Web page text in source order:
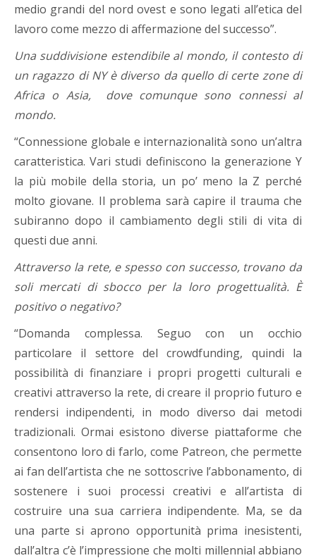
medio grandi del nord ovest e sono legati all’etica del
lavoro come mezzo di affermazione del successo”.
Una suddivisione estendibile al mondo, il contesto di
un ragazzo di NY è diverso da quello di certe zone di
Africa o Asia, dove comunque sono connessi al
mondo.
“Connessione globale e internazionalità sono un’altra
caratteristica. Vari studi definiscono la generazione Y
la più mobile della storia, un po’ meno la Z perché
molto giovane. Il problema sarà capire il trauma che
subiranno dopo il cambiamento degli stili di vita di
questi due anni.
Attraverso la rete, e spesso con successo, trovano da
soli mercati di sbocco per la loro progettualità. È
positivo o negativo?
“Domanda complessa. Seguo con un occhio
particolare il settore del crowdfunding, quindi la
possibilità di finanziare i propri progetti culturali e
creativi attraverso la rete, di creare il proprio futuro e
rendersi indipendenti, in modo diverso dai metodi
tradizionali. Ormai esistono diverse piattaforme che
consentono loro di farlo, come Patreon, che permette
ai fan dell’artista che ne sottoscrive l’abbonamento, di
sostenere i suoi processi creativi e all’artista di
costruire una sua carriera indipendente. Ma, se da
una parte si aprono opportunità prima inesistenti,
dall’altra c’è l’impressione che molti millennial abbiano